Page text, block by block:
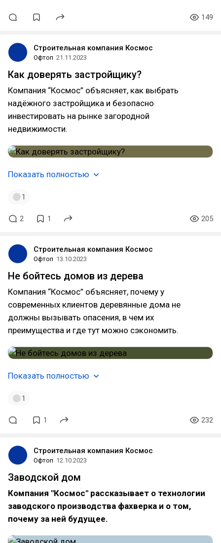
149
Строительная компания Космос
Офтоп 21.11.2023
Как доверять застройщику?
Компания “Космос” объясняет, как выбрать
надёжного застройщика и безопасно
инвестировать на рынке загородной
недвижимости.
Показать полностью
1
2 1 205
Строительная компания Космос
Офтоп 13.10.2023
Не бойтесь домов из дерева
Компания “Космос” объясняет, почему у
современных клиентов деревянные дома не
должны вызывать опасения, в чем их
преимущества и где тут можно сэкономить.
Показать полностью
1
1 232
Строительная компания Космос
Офтоп 12.10.2023
Заводской дом
Компания "Космос" рассказывает о технологии
заводского производства фахверка и о том,
почему за ней будущее.